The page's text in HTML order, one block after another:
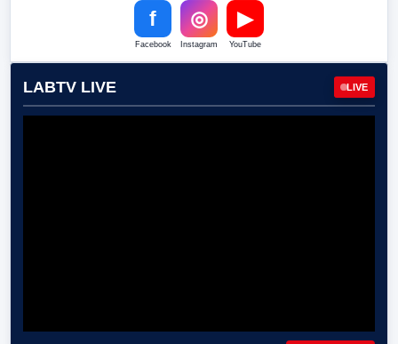
f
Facebook
◎
Instagram
▶
YouTube
LABTV LIVE LIVE